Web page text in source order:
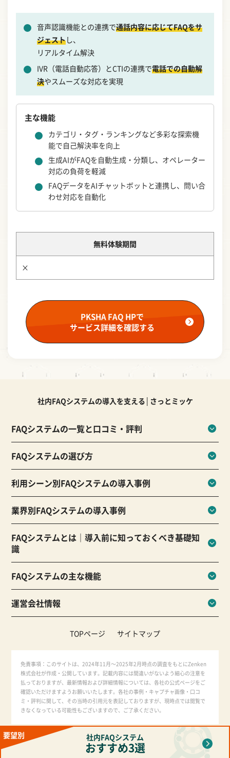
社内FAQシステム
おすすめ3選
音声認識機能との連携で通話内容に応じてFAQをサ
ジェストし、
リアルタイム解決
IVR（電話自動応答）とCTIの連携で電話での自動解
決やスムーズな対応を実現
主な機能
カテゴリ・タグ・ランキングなど多彩な探索機
能で自己解決率を向上
生成AIがFAQを自動生成・分類し、オペレーター
対応の負荷を軽減
FAQデータをAIチャットボットと連携し、問い合
わせ対応を自動化
無料体験期間
×
PKSHA FAQ HPで
サービス詳細を確認する
社内FAQシステムの導入を支える│さっとミッケ
FAQシステムの一覧と口コミ・評判
FAQシステムの選び方
利用シーン別FAQシステムの導入事例
業界別FAQシステムの導入事例
FAQシステムとは｜導入前に知っておくべき基礎知
識
FAQシステムの主な機能
運営会社情報
TOPページ サイトマップ
免責事項：このサイトは、2024年11月～2025年2月時点の調査をもとにZenken
株式会社が作成・公開しています。記載内容には間違いがないよう細心の注意を
払っておりますが、最新情報および詳細情報については、各社の公式ページをご
確認いただけますようお願いいたします。各社の事例・キャプチャ画像・口コ
ミ・評判に関して、その当時の引用元を表記しておりますが、現時点では閲覧で
きなくなっている可能性もございますので、ご了承ください。
無断転用禁止（Unauthorized copying prohibited.）
社内FAQシステムの導入を支える│さっとミッケ All Rights Reserved.